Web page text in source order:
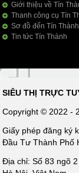
Giới thiệu về Tín
Thanh công cụ Tín
Sơ đồ đến Tín Thành
Tin tức Tín Thành
SIÊU THỊ TRỰC
Copyright © 2022 -
Giấy phép đăng ký
Đầu Tư Thành Phố
Địa chỉ: Số 83 ngõ